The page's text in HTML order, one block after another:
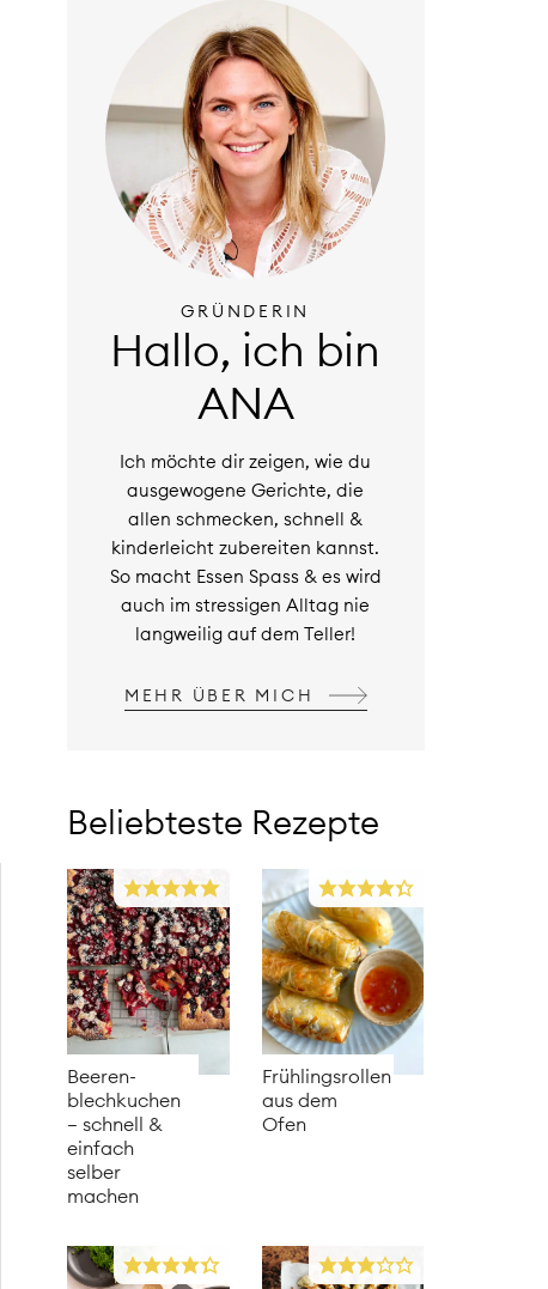
GRÜNDERIN
Hallo, ich bin
ANA
Ich möchte dir zeigen, wie du
ausgewogene Gerichte, die
allen schmecken, schnell &
kinderleicht zubereiten kannst.
So macht Essen Spass & es wird
auch im stressigen Alltag nie
langweilig auf dem Teller!
MEHR ÜBER MICH
Beliebteste Rezepte
Beeren­
blechkuchen
– schnell &
einfach
selber
machen
Frühlingsrollen
aus dem
Ofen